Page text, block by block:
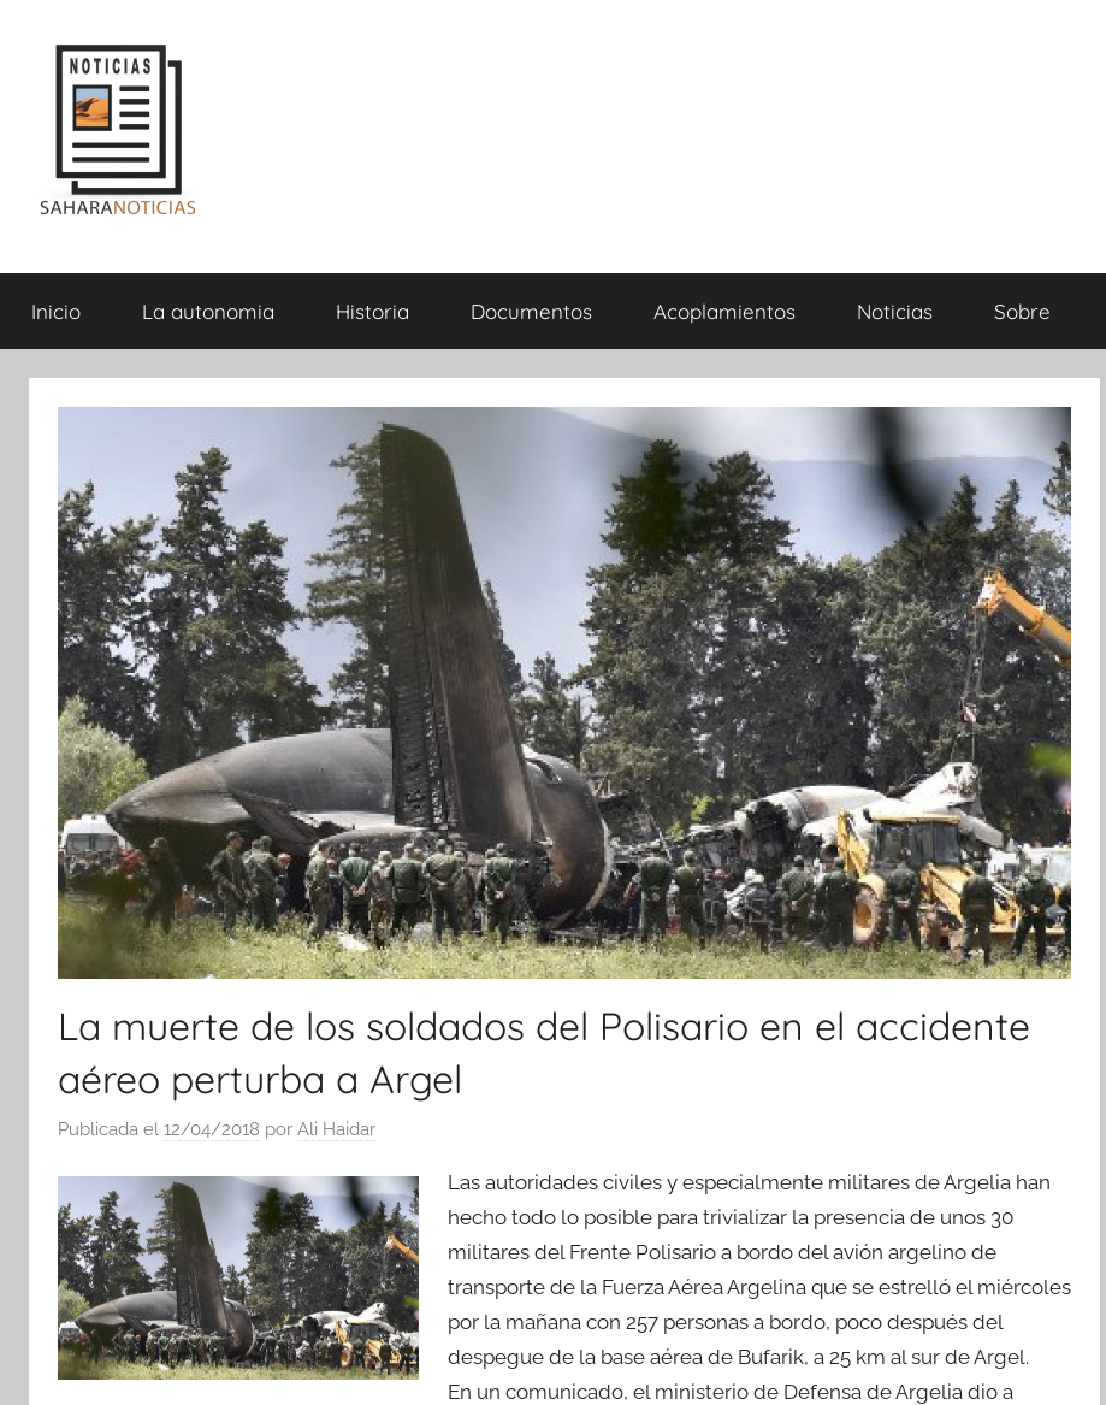
contenido
Sahara
Noticias
Inicio La autonomia Historia Documentos Acoplamientos Noticias Sobre
La muerte de los soldados del Polisario en el accidente
aéreo perturba a Argel
Publicada el 12/04/2018 por Ali Haidar
Las autoridades civiles y especialmente militares de Argelia han
hecho todo lo posible para trivializar la presencia de unos 30
militares del Frente Polisario a bordo del avión argelino de
transporte de la Fuerza Aérea Argelina que se estrelló el miércoles
por la mañana con 257 personas a bordo, poco después del
despegue de la base aérea de Bufarik, a 25 km al sur de Argel.
En un comunicado, el ministerio de Defensa de Argelia dio a